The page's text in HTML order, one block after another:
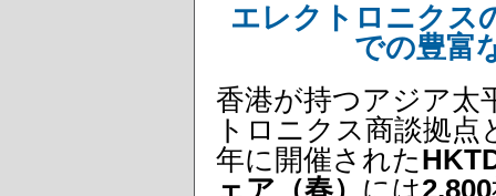
エレクトロニクス
での豊富
香港が持つアジア太
トロニクス商談拠
年に開催された
ェア（春） には2,800